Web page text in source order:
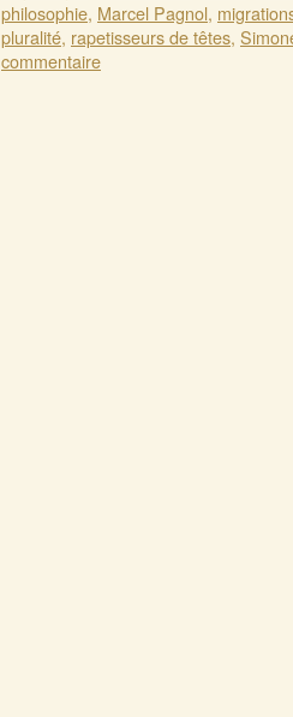
philosophie, Marcel Pagnol,
pluralité, rapetisseurs de têtes,
commentaire